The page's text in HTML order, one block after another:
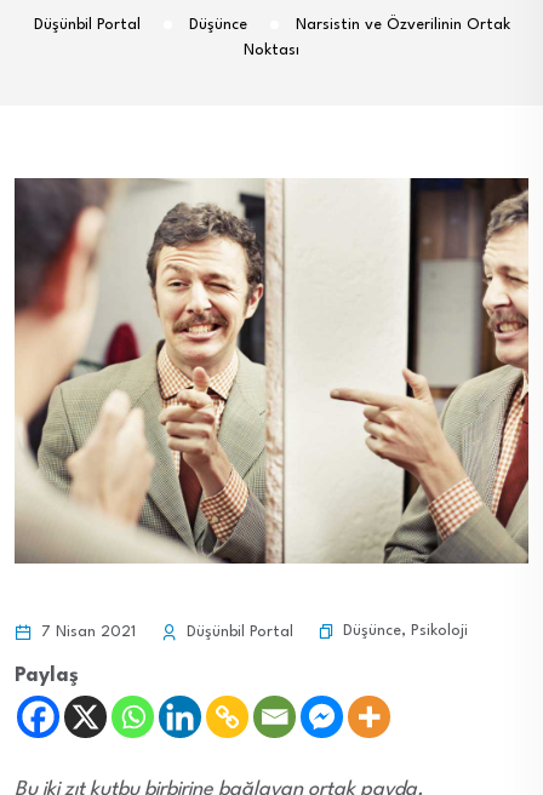
Düşünbil Portal Düşünce
Narsistin ve Özverilinin Ortak
Noktası
7 Nisan 2021 Düşünbil Portal Düşünce, Psikoloji
Paylaş
Bu iki zıt kutbu birbirine bağlayan ortak payda.